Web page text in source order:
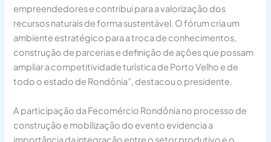
empreendedores e contribui para a valorização dos
recursos naturais de forma sustentável. O fórum cria um
ambiente estratégico para a troca de conhecimentos,
construção de parcerias e definição de ações que possam
ampliar a competitividade turística de Porto Velho e de
todo o estado de Rondônia”, destacou o presidente.
A participação da Fecomércio Rondônia no processo de
construção e mobilização do evento evidencia a
importância da integração entre o setor produtivo e o